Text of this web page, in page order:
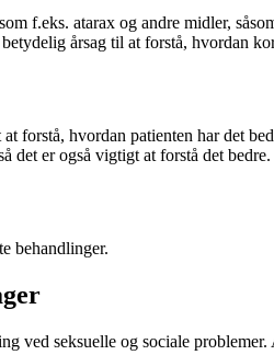
f.eks. atarax og andre midler,
årsag til at forstå, hvordan
forstå, hvordan patienten har det
det er også vigtigt at forstå det
behandlinger.
ved seksuelle og sociale